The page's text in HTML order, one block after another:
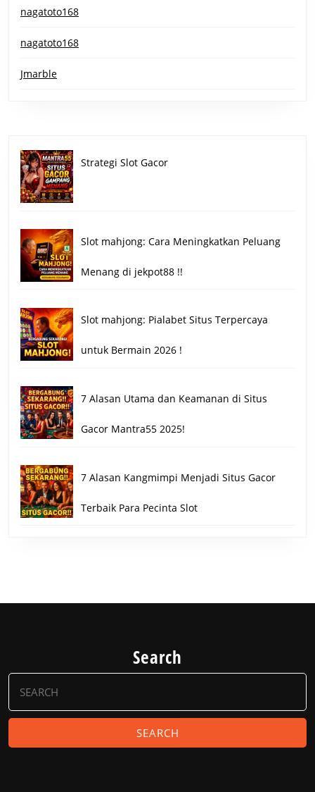
nagatoto168
nagatoto168
Jmarble
Strategi Slot Gacor
Slot mahjong: Cara Meningkatkan Peluang
Menang di jekpot88 !!
Slot mahjong: Pialabet Situs Terpercaya
untuk Bermain 2026 !
7 Alasan Utama dan Keamanan di Situs
Gacor Mantra55 2025!
7 Alasan Kangmimpi Menjadi Situs Gacor
Terbaik Para Pecinta Slot
Search
Search
for: